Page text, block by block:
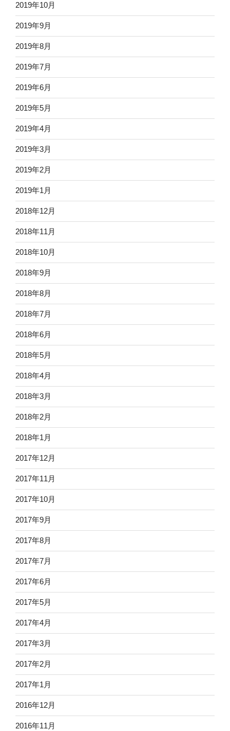
2019年10月
2019年9月
2019年8月
2019年7月
2019年6月
2019年5月
2019年4月
2019年3月
2019年2月
2019年1月
2018年12月
2018年11月
2018年10月
2018年9月
2018年8月
2018年7月
2018年6月
2018年5月
2018年4月
2018年3月
2018年2月
2018年1月
2017年12月
2017年11月
2017年10月
2017年9月
2017年8月
2017年7月
2017年6月
2017年5月
2017年4月
2017年3月
2017年2月
2017年1月
2016年12月
2016年11月